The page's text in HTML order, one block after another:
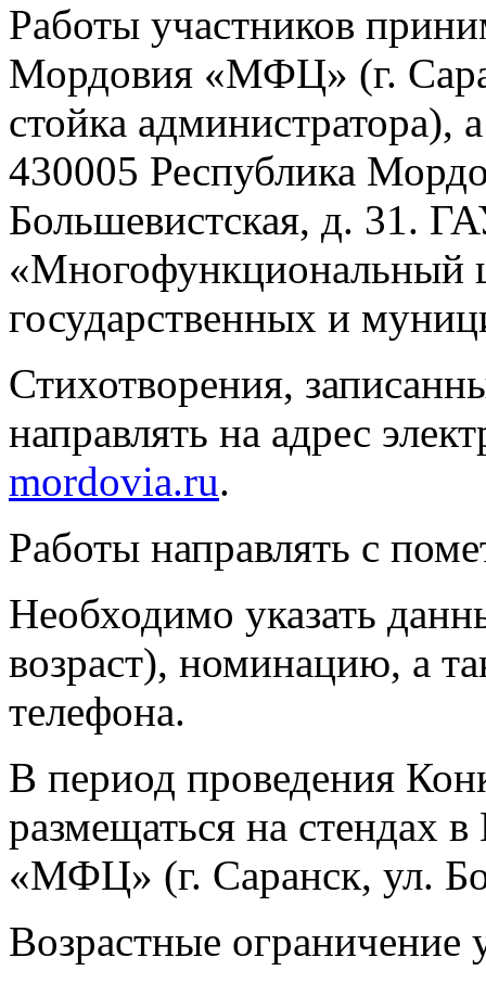
Работы участников
Мордовия «МФЦ» (г.
стойка администратора),
430005 Республика
Большевистская, д. 31.
«Многофункциональный
государственных и
Стихотворения,
направлять на адрес
mordovia.ru.
Работы направлять с
Необходимо указать
возраст), номинацию, а
телефона.
В период проведения
размещаться на стендах
«МФЦ» (г. Саранск, ул.
Возрастные ограничение